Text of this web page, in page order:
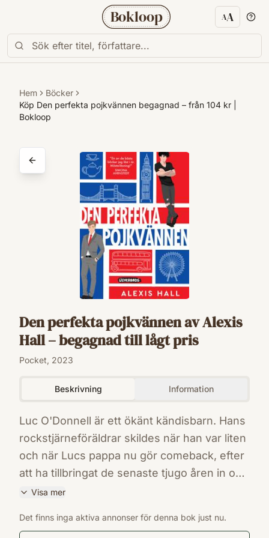
Bokloop AA
Hem
Böcker
Köp Den perfekta pojkvännen begagnad – från 104 kr |
Bokloop
Den perfekta pojkvännen av Alexis
Hall – begagnad till lågt pris
Pocket, 2023
Beskrivning Information
Luc O'Donnell är ett ökänt kändisbarn. Hans
rockstjärneföräldrar skildes när han var liten
och när Lucs pappa nu gör comeback, efter
att ha tillbringat de senaste tjugo åren in och
ut på rehab, hamnar Luc återigen i
på bild vid helt fel tillfälle hotas både hans
Visa mer
9789188803870
Det finns inga aktiva annonser för denna bok just nu.